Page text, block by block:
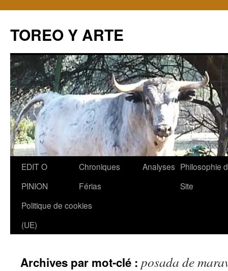
TOREO Y ARTE
Aller
contenu
EDIT O
PINION
Chroniques
Férias
Analyses Philosophie
Site
Politique de cookies
(UE)
Archives par mot-clé : posada de